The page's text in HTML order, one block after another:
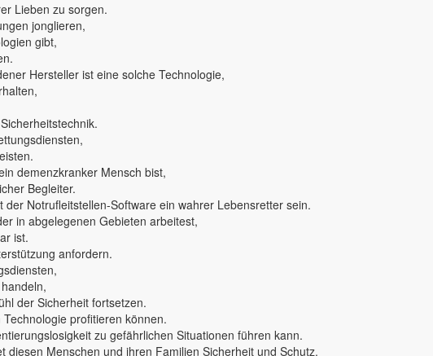
Lieben zu sorgen.
jonglieren,
gibt,
Hersteller ist eine solche Technologie,
demenzkranker Mensch bist,
Begleiter.
Notrufleitstellen-Software ein wahrer Lebensretter sein.
in abgelegenen Gebieten arbeitest,
ist.
anfordern.
der Sicherheit fortsetzen.
profitieren können.
zu gefährlichen Situationen führen kann.
Menschen und ihren Familien Sicherheit und Schutz.